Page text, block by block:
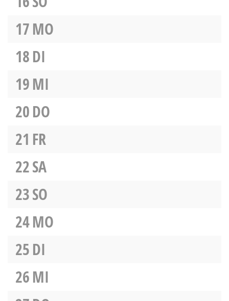
17MO
18DI
19MI
20DO
21 FR
22SA
23SO
24MO
25DI
26MI